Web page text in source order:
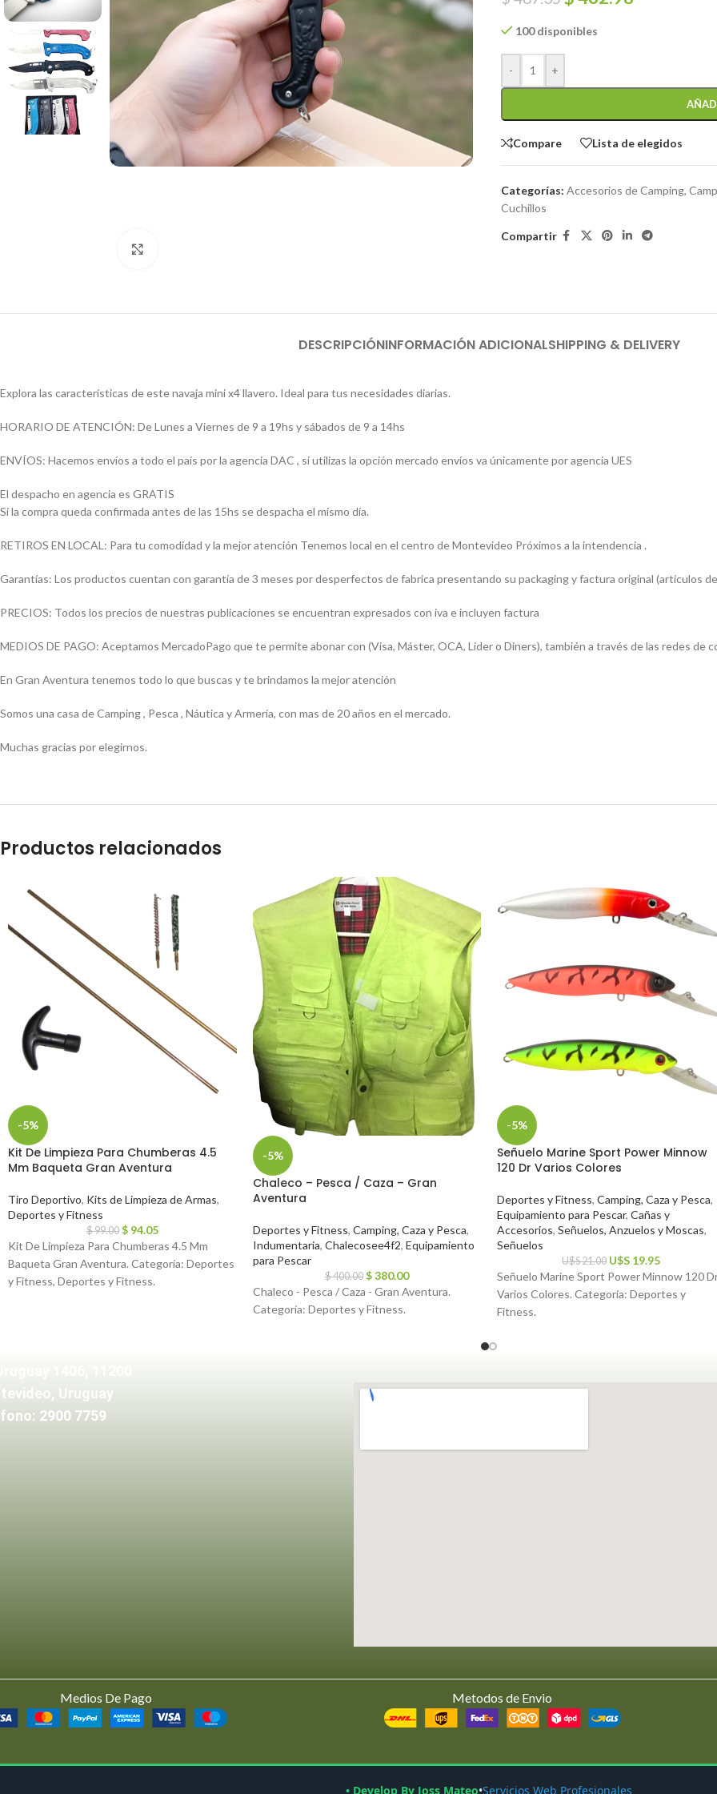
100 disponibles
- +
Compare Lista de elegidos
Categorías: Accesorios de Camping,
Cuchillos
Compartir
DESCRIPCIÓNINFORMACIÓN ADICIONALSHIPPING & DELIVERY
Explora las características de este navaja mini x4 llavero. Ideal para tus necesidades diarias.
HORARIO DE ATENCIÓN: De Lunes a Viernes de 9 a 19hs y sábados de 9 a 14hs
ENVÍOS: Hacemos envíos a todo el país por la agencia DAC , si utilizas la opción mercado envíos va únicamente por agencia UES
El despacho en agencia es GRATIS
Si la compra queda confirmada antes de las 15hs se despacha el mismo día.
RETIROS EN LOCAL: Para tu comodidad y la mejor atención Tenemos local en el centro de Montevideo Próximos a la intendencia .
Garantías: Los productos cuentan con garantía de 3 meses por desperfectos de fabrica presentando su packaging y factura original (artículos
PRECIOS: Todos los precios de nuestras publicaciones se encuentran expresados con iva e incluyen factura
MEDIOS DE PAGO: Aceptamos MercadoPago que te permite abonar con (Visa, Máster, OCA, Lider o Diners), también a través de las redes de
En Gran Aventura tenemos todo lo que buscas y te brindamos la mejor atención
Somos una casa de Camping , Pesca , Náutica y Armería, con mas de 20 años en el mercado.
Muchas gracias por elegirnos.
Productos relacionados
-5%
Kit De Limpieza Para Chumberas 4.5
Mm Baqueta Gran Aventura
Tiro Deportivo, Kits de Limpieza de Armas,
Deportes y Fitness
$99.00 $ 94.05
Kit De Limpieza Para Chumberas 4.5 Mm
Baqueta Gran Aventura. Categoría: Deportes
y Fitness, Deportes y Fitness.
-5%
Chaleco – Pesca / Caza – Gran
Aventura
Deportes y Fitness, Camping, Caza y Pesca,
Indumentaria, Chalecosee4f2, Equipamiento
para Pescar
$400.00 $380.00
Chaleco - Pesca / Caza - Gran Aventura.
Categoría: Deportes y Fitness.
-5%
Señuelo Marine Sport Power Minnow
120 Dr Varios Colores
Deportes y Fitness, Camping, Caza y Pesca,
Equipamiento para Pescar, Cañas y
Accesorios, Señuelos, Anzuelos y Moscas,
Señuelos
U$S21.00 U$S 19.95
Señuelo Marine Sport Power Minnow 120
Varios Colores. Categoría: Deportes y
Fitness.
Uruguay
2900 7759
Medios De Pago Metodos de Envio
• Develop By Joss Mateo•Servicios Web Profesionales